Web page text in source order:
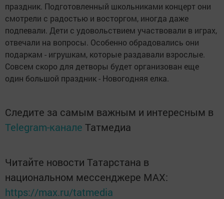
праздник. Подготовленный школьниками концерт они
смотрели с радостью и восторгом, иногда даже
подпевали. Дети с удовольствием участвовали в играх,
отвечали на вопросы. Особенно обрадовались они
подаркам - игрушкам, которые раздавали взрослые.
Совсем скоро для детворы будет организован еще
один большой праздник - Новогодняя елка.
Следите за самым важным и интересным в
Telegram-канале Татмедиа
Читайте новости Татарстана в
национальном мессенджере MАХ:
https://max.ru/tatmedia